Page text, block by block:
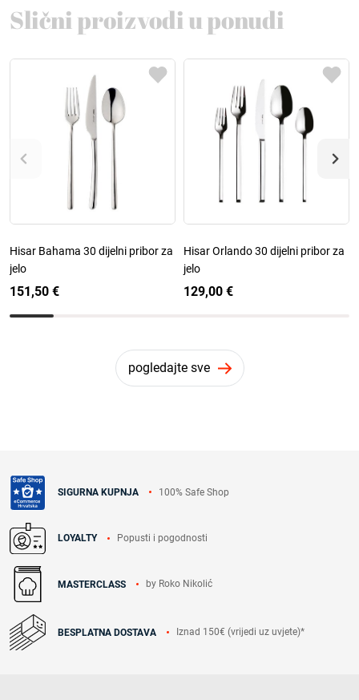
Slični proizvodi u ponudi
Hisar Bahama 30 dijelni pribor za
jelo
151,50 €
Hisar Orlando 30 dijelni pribor za
jelo
129,00 €
pogledajte sve
SIGURNA KUPNJA 100% Safe Shop
LOYALTY Popusti i pogodnosti
MASTERCLASS by Roko Nikolić
BESPLATNA DOSTAVA Iznad 150€ (vrijedi uz uvjete)*